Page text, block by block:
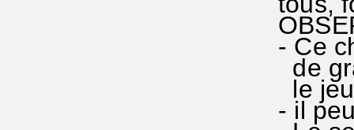
- Ce
de
le
- il